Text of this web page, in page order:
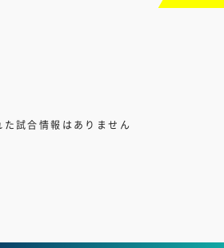
た試合情報はありません